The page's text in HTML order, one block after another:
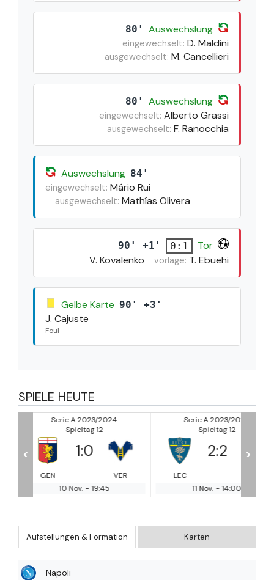
80' Auswechslung
eingewechselt: D. Maldini
ausgewechselt: M. Cancellieri
80' Auswechslung
eingewechselt: Alberto Grassi
ausgewechselt: F. Ranocchia
Auswechslung 84'
eingewechselt: Mário Rui
ausgewechselt: Mathías Olivera
90' +1' 0:1
Tor
V. Kovalenko
vorlage: T. Ebuehi
Gelbe Karte 90' +3'
J. Cajuste
Foul
SPIELE HEUTE
Serie A 2023/2024
Spieltag 12
2 2
11 Nov. - 14:00
Serie A 2023/2024
Spieltag 12
2
11 Nov. - 17:00
< >
Aufstellungen & Formation Karten
Napoli